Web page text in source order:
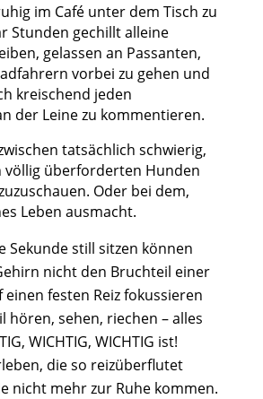
im Café unter dem Tisch zu
Stunden gechillt alleine
gelassen an Passanten,
vorbei zu gehen und
kreischend jeden
der Leine zu kommentieren.
tatsächlich schwierig,
völlig überforderten Hunden
Oder bei dem,
Leben ausmacht.
Sekunde still sitzen können
nicht den Bruchteil einer
einen festen Reiz fokussieren
hören, sehen, riechen – alles
WICHTIG, WICHTIG ist!
die so reizüberflutet
nicht mehr zur Ruhe kommen.